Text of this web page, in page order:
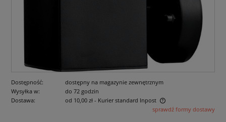
Dostępność:
dostępny na magazynie zewnętrznym
Wysyłka w:
do 72 godzin
Dostawa:
od 10,00 zł - Kurier standard Inpost
Cena nie zawiera ewentualnych kosztów płatnościsprawdź formy dostawy